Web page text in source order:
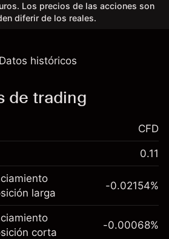
Los precios de las acciones son
diferir de los reales.
Datos históricos
de trading
está disponible para
CFD.
sobre:
CFD
0.11
larga
-0.02154%
corta
-0.00068%